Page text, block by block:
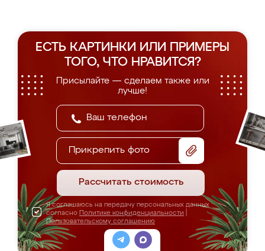
ЕСТЬ КАРТИНКИ ИЛИ ПРИМЕРЫ
ТОГО, ЧТО НРАВИТСЯ?
Присылайте — сделаем также или
лучше!
Прикрепить фото
Рассчитать стоимость
Я соглашаюсь на передачу персональных данных
согласно Политике конфиденциальности
Пользовательскому соглашению